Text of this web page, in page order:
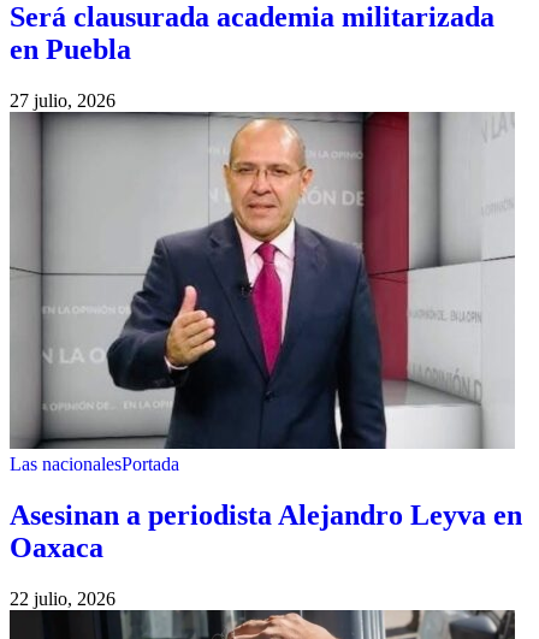
Será clausurada academia militarizada
en Puebla
27 julio, 2026
Las nacionalesPortada
Asesinan a periodista Alejandro Leyva en
Oaxaca
22 julio, 2026